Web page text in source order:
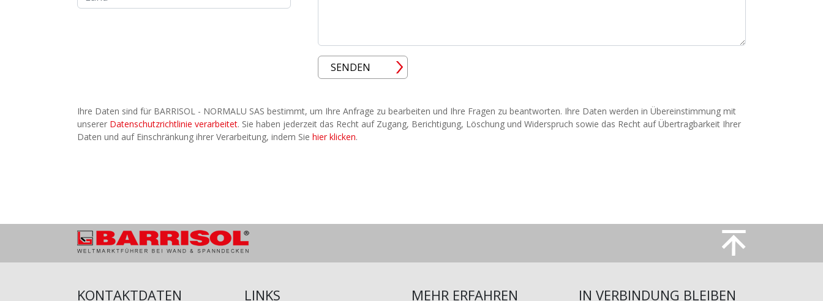
SENDEN
Ihre Daten sind für BARRISOL - NORMALU SAS bestimmt, um Ihre Anfrage zu bearbeiten und Ihre Fragen zu beantworten. Ihre Daten werden in Übereinstimmung mit
unserer Datenschutzrichtlinie verarbeitet. Sie haben jederzeit das Recht auf Zugang, Berichtigung, Löschung und Widerspruch sowie das Recht auf Übertragbarkeit Ihrer
Daten und auf Einschränkung ihrer Verarbeitung, indem Sie hier klicken.
Bild Bild
KONTAKTDATEN LINKS MEHR ERFAHREN IN VERBINDUNG BLEIBEN